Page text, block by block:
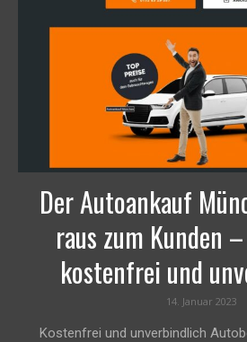
Der Autoankauf
raus zum Kunden
kostenfrei und
14. Januar 2023
Kostenfrei und unverbindlich